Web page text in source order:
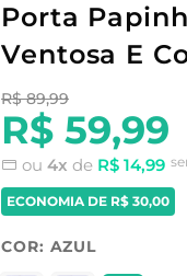
Porta
Ventosa E
R$ 89,99
R$ 59,99
ou 4x de R$ 14,99
ECONOMIA DE R$ 30,00
COR: AZUL